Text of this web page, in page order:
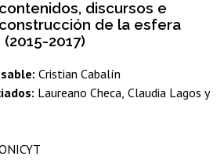
discursos e
de la esfera
2017)
Cristian Cabalín
Laureano Checa, Claudia Lagos y